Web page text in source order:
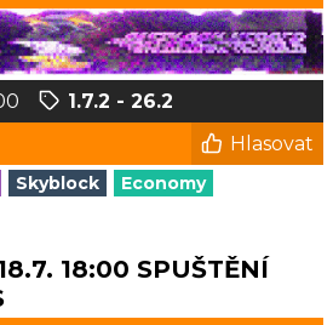
1.7.2 - 26.2
Hlasovat
Skyblock Economy
18:00 SPUŠTĚNÍ